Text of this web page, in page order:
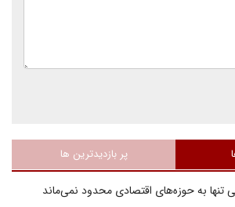
پر بازدیدترین ها
به حوزه‌های اقتصادی محدود نمی‌ماند